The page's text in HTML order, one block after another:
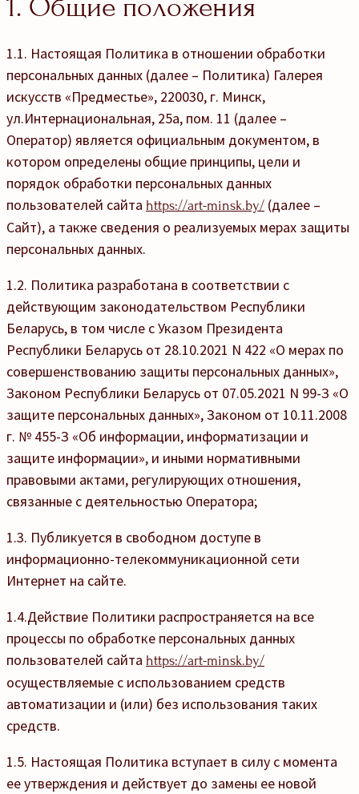
1. Общие положения
1.1. Настоящая Политика в отношении обработки
персональных данных (далее – Политика) Галерея
искусств «Предместье», 220030, г. Минск,
ул.Интернациональная, 25а, пом. 11 (далее –
Оператор) является официальным документом, в
котором определены общие принципы, цели и
порядок обработки персональных данных
пользователей сайта https://art-minsk.by/ (далее –
Сайт), а также сведения о реализуемых мерах защиты
персональных данных.
1.2. Политика разработана в соответствии с
действующим законодательством Республики
Беларусь, в том числе с Указом Президента
Республики Беларусь от 28.10.2021 N 422 «О мерах по
совершенствованию защиты персональных данных»,
Законом Республики Беларусь от 07.05.2021 N 99-З «О
защите персональных данных», Законом от 10.11.2008
г. № 455-З «Об информации, информатизации и
защите информации», и иными нормативными
правовыми актами, регулирующих отношения,
связанные с деятельностью Оператора;
1.3. Публикуется в свободном доступе в
информационно-телекоммуникационной сети
Интернет на сайте.
1.4.Действие Политики распространяется на все
процессы по обработке персональных данных
пользователей сайта https://art-minsk.by/
осуществляемые с использованием средств
автоматизации и (или) без использования таких
средств.
1.5. Настоящая Политика вступает в силу с момента
ее утверждения и действует до замены ее новой